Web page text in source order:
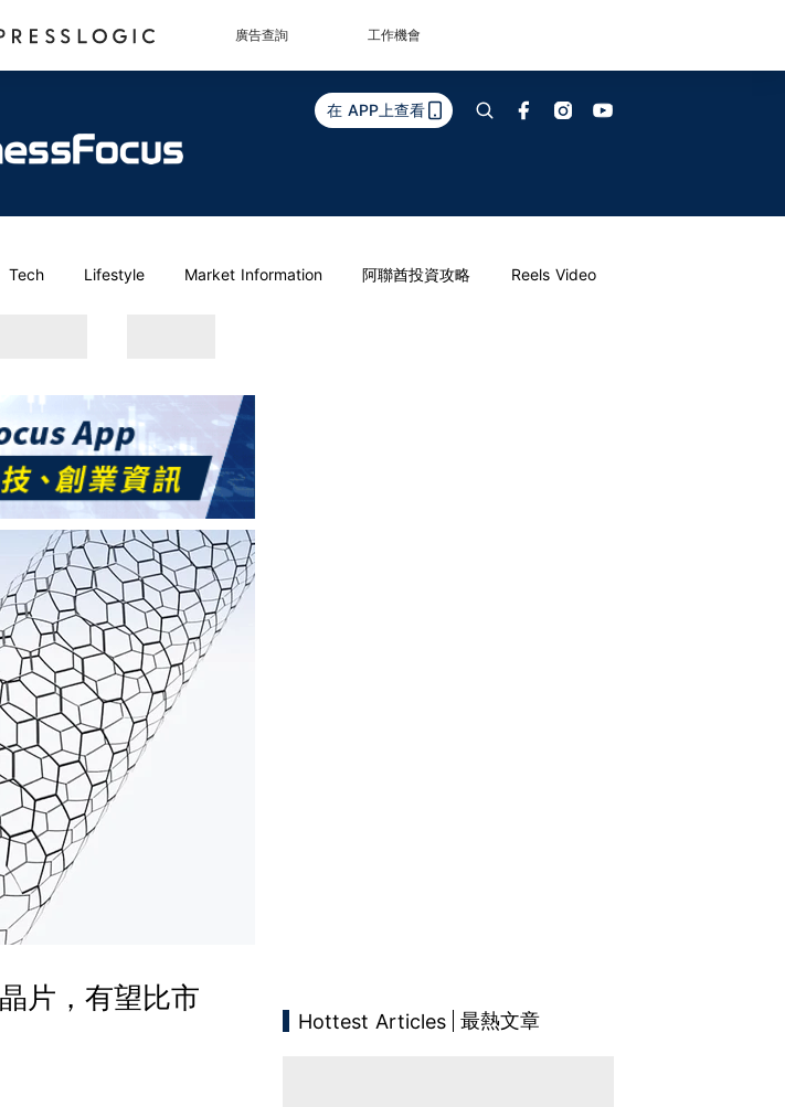
廣告查詢 工作機會
在 APP上查看
Tech Lifestyle Market Information 阿聯酋投資攻略 Reels Video
片，有望比市
Hottest Articles 最熱文章